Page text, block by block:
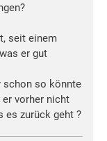
seit einem
er gut
schon so könnte
vorher nicht
es zurück geht ?